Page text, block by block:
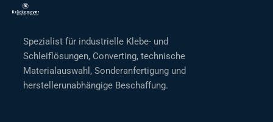
Spezialist für industrielle Klebe- und
Schleiflösungen, Converting, technische
Materialauswahl, Sonderanfertigung und
herstellerunabhängige Beschaffung.